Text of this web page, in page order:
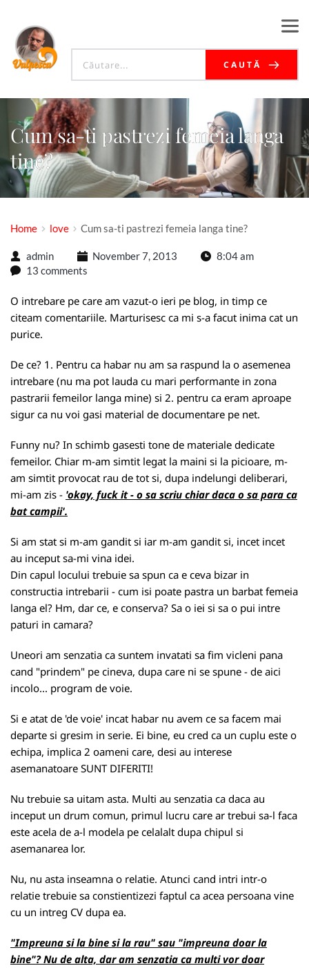
CAUTĂ
Cum sa-ti pastrezi femeia langa
tine?
Home love Cum sa-ti pastrezi femeia langa tine?
admin November 7, 2013
8:04 am
13 comments
O intrebare pe care am vazut-o ieri pe blog, in timp ce
citeam comentariile. Marturisesc ca mi s-a facut inima cat un
purice.
De ce? 1. Pentru ca habar nu am sa raspund la o asemenea
intrebare (nu ma pot lauda cu mari performante in zona
pastrarii femeilor langa mine) si 2. pentru ca eram aproape
sigur ca nu voi gasi material de documentare pe net.
Funny nu? In schimb gasesti tone de materiale dedicate
femeilor. Chiar m-am simtit legat la maini si la picioare, m-
am simtit provocat rau de tot si, dupa indelungi deliberari,
mi-am zis - 'okay, fuck it - o sa scriu chiar daca o sa para ca
bat campii'.
Si am stat si m-am gandit si iar m-am gandit si, incet incet
au inceput sa-mi vina idei.
Din capul locului trebuie sa spun ca e ceva bizar in
constructia intrebarii - cum isi poate pastra un barbat femeia
langa el? Hm, dar ce, e conserva? Sa o iei si sa o pui intre
paturi in camara?
Uneori am senzatia ca suntem invatati sa fim vicleni pana
cand "prindem" pe cineva, dupa care ni se spune - de aici
incolo... program de voie.
Si e atat de 'de voie' incat habar nu avem ce sa facem mai
departe si gresim in serie. Ei bine, eu cred ca un cuplu este o
echipa, implica 2 oameni care, desi au interese
asemanatoare SUNT DIFERITI!
Nu trebuie sa uitam asta. Multi au senzatia ca daca au
inceput un drum comun, primul lucru care ar trebui sa-l faca
este acela de a-l modela pe celalalt dupa chipul si
asemanarea lor.
Nu, nu asta inseamna o relatie. Atunci cand intri intr-o
relatie trebuie sa constientizezi faptul ca acea persoana vine
cu un intreg CV dupa ea.
"Impreuna si la bine si la rau" sau "impreuna doar la
bine"? Nu de alta, dar am senzatia ca multi vor doar